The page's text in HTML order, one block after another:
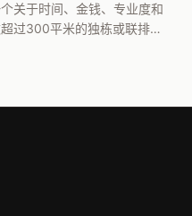
关于时间、金钱、专业度和
过300平米的独栋或联排别